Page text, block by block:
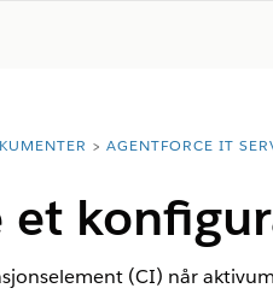
AGENTFORCE IT
et
(CI) når